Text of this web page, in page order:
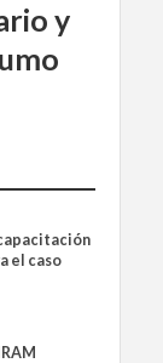
y
el caso